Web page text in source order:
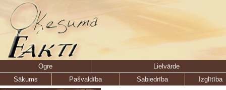
Ogre
Lielvārde
Sākums
Pašvaldība Sabiedrība
Izglītība